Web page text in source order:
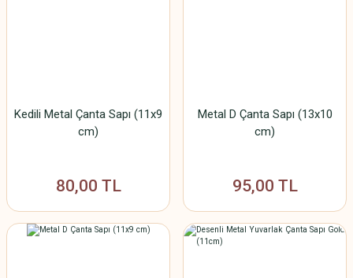
Kedili Metal Çanta Sapı (11x9
cm)
80,00 TL
Metal D Çanta Sapı (13x10
cm)
95,00 TL